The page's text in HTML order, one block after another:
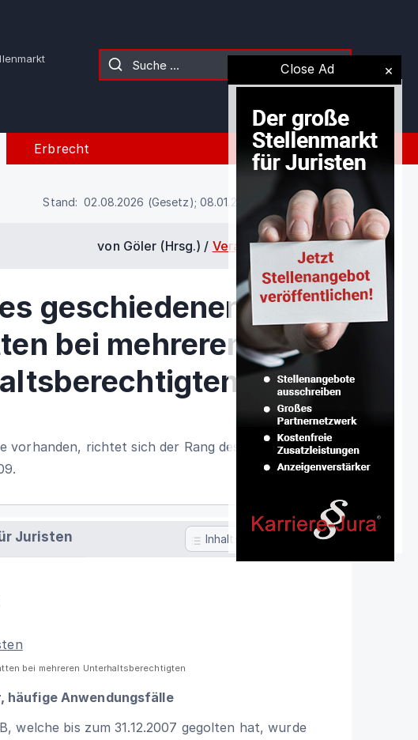
Erbrecht
Stand: 02.08.2026 (Gesetz); 08.01.2024 (Kommentierung)
Close Ad
von Göler (Hrsg.) / Vera Knatz/§1582
geschiedenen
bei mehreren
richtet sich der Rang des
Juristen Inhaltsverzeichnis
bei mehreren Unterhaltsberechtigten
häufige Anwendungsfälle
, welche bis zum 31.12.2007 gegolten hat, wurde